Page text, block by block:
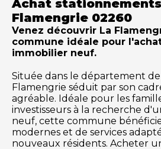
Achat
Flamengrie 02260
Venez découvrir La
commune idéale pour
immobilier neuf.
Située dans le département de
Flamengrie séduit par son
agréable. Idéale pour les
investisseurs à la recherche
neuf, cette commune
modernes et de services
nouveaux résidents. Acheter